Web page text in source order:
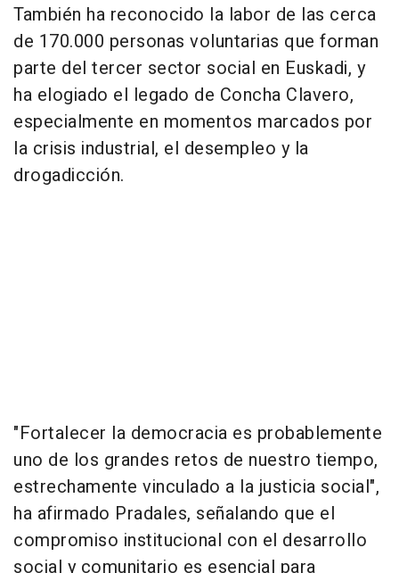
También ha reconocido la labor de las cerca
de 170.000 personas voluntarias que forman
parte del tercer sector social en Euskadi, y
ha elogiado el legado de Concha Clavero,
especialmente en momentos marcados por
la crisis industrial, el desempleo y la
drogadicción.
"Fortalecer la democracia es probablemente
uno de los grandes retos de nuestro tiempo,
estrechamente vinculado a la justicia social",
ha afirmado Pradales, señalando que el
compromiso institucional con el desarrollo
social y comunitario es esencial para